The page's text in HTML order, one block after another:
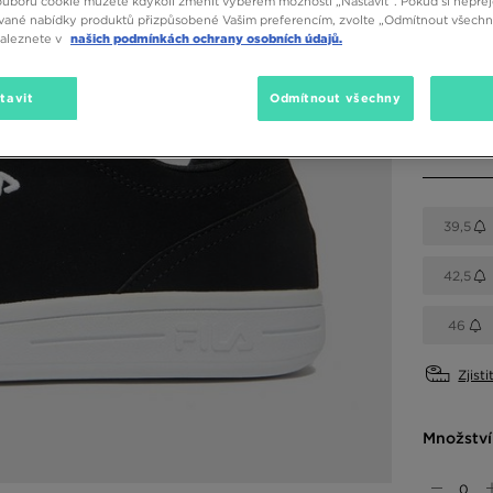
Vyberte
39,5
42,5
46
Množství
nabídky produktů přizpůsobené Vašim preferencím, zvolte „Odmítnout
v našich podmínkách ochrany osobních údajů.
Odmítnout všechny